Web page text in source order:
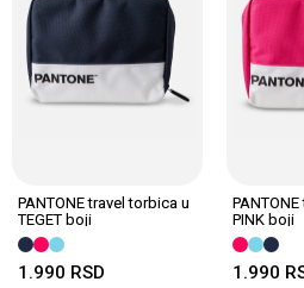
PANTONE travel torbica u
PINK boji
1.990 RSD
CELLY
u PLAVOJ
4.490